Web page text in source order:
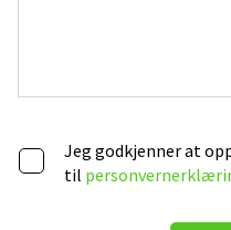
Jeg godkjenner at
til